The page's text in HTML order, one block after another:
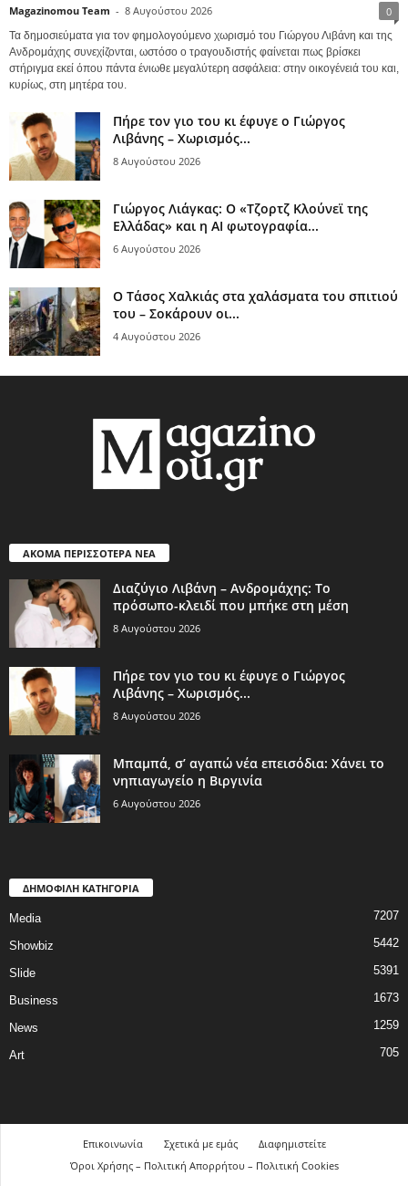
Magazinomou Team - 8 Αυγούστου 2026 0
Τα δημοσιεύματα για τον φημολογούμενο χωρισμό του Γιώργου Λιβάνη και της
Ανδρομάχης συνεχίζονται, ωστόσο ο τραγουδιστής φαίνεται πως βρίσκει
στήριγμα εκεί όπου πάντα ένιωθε μεγαλύτερη ασφάλεια: στην οικογένειά του και,
κυρίως, στη μητέρα του.
Πήρε τον γιο του κι έφυγε ο Γιώργος
Λιβάνης – Χωρισμός...
8 Αυγούστου 2026
Γιώργος Λιάγκας: Ο «Τζορτζ Κλούνεϊ της
Ελλάδας» και η AI φωτογραφία...
6 Αυγούστου 2026
Ο Τάσος Χαλκιάς στα χαλάσματα του σπιτιού
του – Σοκάρουν οι...
4 Αυγούστου 2026
ΑΚΟΜΑ ΠΕΡΙΣΣΟΤΕΡΑ ΝΕΑ
Διαζύγιο Λιβάνη – Ανδρομάχης: Το
πρόσωπο-κλειδί που μπήκε στη μέση
8 Αυγούστου 2026
Πήρε τον γιο του κι έφυγε ο Γιώργος
Λιβάνης – Χωρισμός...
8 Αυγούστου 2026
Μπαμπά, σ’ αγαπώ νέα επεισόδια: Χάνει το
νηπιαγωγείο η Βιργινία
6 Αυγούστου 2026
ΔΗΜΟΦΙΛΗ ΚΑΤΗΓΟΡΙΑ
Media 7207
Showbiz 5442
Slide 5391
Business 1673
News 1259
Art 705
Επικοινωνία Σχετικά με εμάς
Διαφημιστείτε
Όροι Χρήσης – Πολιτική Απορρήτου – Πολιτική Cookies